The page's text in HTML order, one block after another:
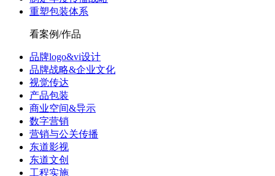
重塑包装体系
看案例/作品
品牌logo&vi设计
品牌战略&企业文化
视觉传达
产品包装
商业空间&导示
数字营销
营销与公关传播
东道影视
东道文创
工程实施